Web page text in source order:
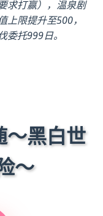
求打赢），温泉剧
限提升至500，
托999日。
～黑白世
～